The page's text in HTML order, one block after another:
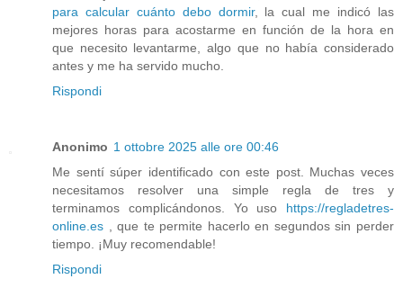
para calcular cuánto debo dormir, la cual me indicó las
mejores horas para acostarme en función de la hora en
que necesito levantarme, algo que no había considerado
antes y me ha servido mucho.
Rispondi
Anonimo 1 ottobre 2025 alle ore 00:46
Me sentí súper identificado con este post. Muchas veces
necesitamos resolver una simple regla de tres y
terminamos complicándonos. Yo uso https://regladetres-
online.es , que te permite hacerlo en segundos sin perder
tiempo. ¡Muy recomendable!
Rispondi